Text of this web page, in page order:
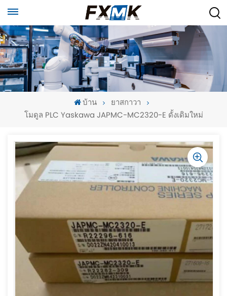
บ้าน
ยาสกาวา
โมดูล PLC Yaskawa JAPMC-MC2320-E ดั้งเดิมใหม่
-
-